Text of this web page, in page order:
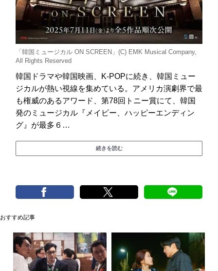
「韓国ミュージカル ON SCREEN」(C) EMK Musical Company,
All Rights Reserved
韓国ドラマや韓国映画、K-POPに続き、韓国ミュー
ジカルが熱い視線を集めている。アメリカ演劇界で最
も権威のあるアワード、第78回トニー賞にて、韓国
発のミュージカル『メイビー、ハッピーエンディン
グ』が最多６…
続きを読む
おすすめ記事